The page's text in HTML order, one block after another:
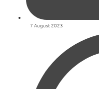
7 August 2023